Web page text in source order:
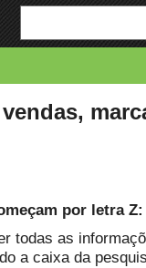
Enter
your
search
por letra Z:
todas as
a caixa da